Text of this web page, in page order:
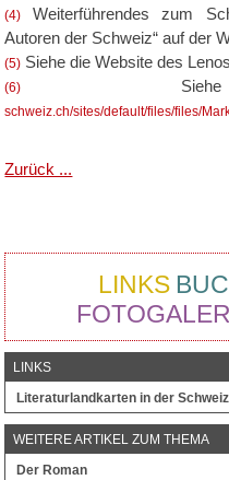
(4)
Weiterführendes zum
Autoren der Schweiz“ auf der
(5) Siehe die Website des
(6)
schweiz.ch/sites/default/files/files/
Zurück ...
LINKS
LINKS
Literaturlandkarten in der Schweiz
WEITERE ARTIKEL ZUM THEMA
Der Roman